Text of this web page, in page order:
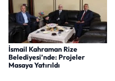
İsmail Kahraman Rize
Belediyesi’nde: Projeler
Masaya Yatırıldı